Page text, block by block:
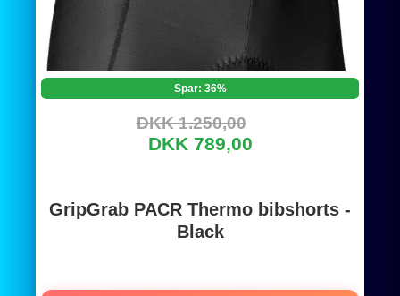
Spar: 36%
DKK 1.250,00
DKK 789,00
GripGrab PACR Thermo bibshorts -
Black